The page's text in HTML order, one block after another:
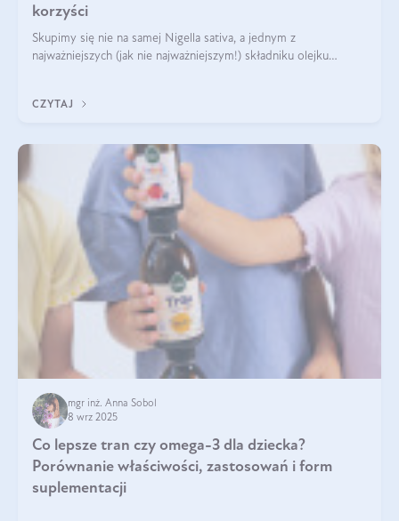
korzyści
Skupimy się nie na samej Nigella sativa, a jednym z
najważniejszych (jak nie najważniejszym!) składniku olejku
CZYTAJ
mgr inż. Anna Sobol
8 wrz 2025
Co lepsze tran czy omega-3 dla dziecka?
Porównanie właściwości, zastosowań i form
suplementacji